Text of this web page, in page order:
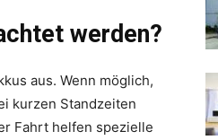
werden?
aus. Wenn möglich,
kurzen Standzeiten
Fahrt helfen spezielle